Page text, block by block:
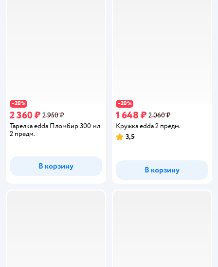
−20%
2 360 ₽ 2 950 ₽
Тарелка edda Пломбир 300 мл
2 предм.
В корзину
−20%
1 648 ₽ 2 060 ₽
Кружка edda 2 предм.
Рейтинг:
3,5
В корзину